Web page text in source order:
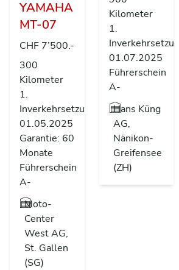
YAMAHA
MT-07
CHF 7’500.-
300
Kilometer
1.
Inverkehrsetzung
01.05.2025
Garantie: 60
Monate
Führerschein
A-
Moto-
Center
West AG,
St. Gallen
(SG)
Kilometer
1.
Inverkehrsetzung
01.07.2025
Führerschein
A-
Hans Küng
AG,
Nänikon-
Greifensee
(ZH)